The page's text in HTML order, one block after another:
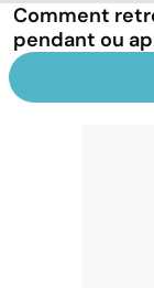
Comment
pendant ou